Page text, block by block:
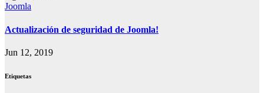
Joomla
Actualización de seguridad de Joomla!
Jun 12, 2019
Etiquetas